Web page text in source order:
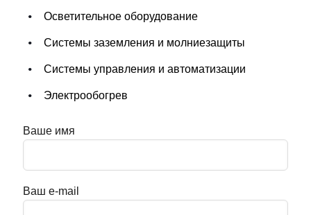
Осветительное оборудование
Системы заземления и молниезащиты
Системы управления и автоматизации
Электрообогрев
Ваше имя
Ваш e-mail